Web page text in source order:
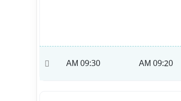
09:20 AM
09:30 AM